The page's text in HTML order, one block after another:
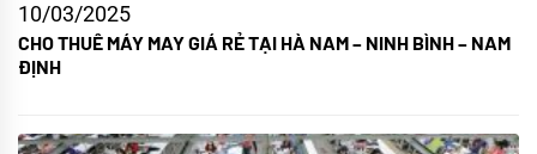
10/03/2025
CHO THUÊ MÁY MAY GIÁ RẺ TẠI HÀ NAM – NINH BÌNH – NAM
ĐỊNH